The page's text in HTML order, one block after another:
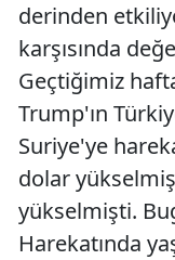
derinden
karşısında
Geçtiğimiz
Trump'ın
Suriye'ye
dolar
yükselmişti.
Harekatında